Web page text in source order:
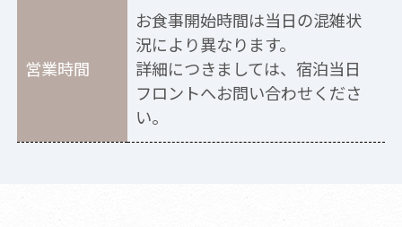
営業時間
お食事開始時間は当日の混雑状
況により異なります。
詳細につきましては、宿泊当日
フロントへお問い合わせくださ
い。